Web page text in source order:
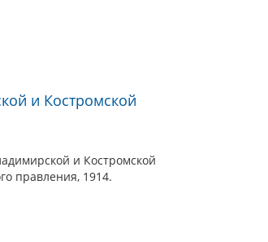
и Костромской
и Костромской
правления, 1914.